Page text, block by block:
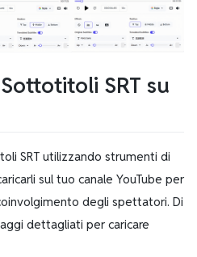
SRT su
SRT utilizzando strumenti di
sul tuo canale YouTube per
degli spettatori. Di
dettagliati per caricare